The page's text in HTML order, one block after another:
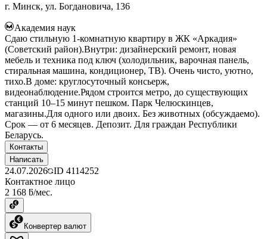
г. Минск, ул. Богдановича, 136
Академия наук
Сдаю стильную 1-комнатную квартиру в ЖК «Аркадия»
(Советский район).Внутри: дизайнерский ремонт, новая
мебель и техника под ключ (холодильник, варочная панель,
стиральная машина, кондиционер, ТВ). Очень чисто, уютно,
тихо.В доме: круглосуточный консьерж,
видеонаблюдение.Рядом строится метро, до существующих
станций 10–15 минут пешком. Парк Челюскинцев,
магазины.Для одного или двоих. Без животных (обсуждаемо).
Срок — от 6 месяцев. Депозит. Для граждан Республики
Беларусь.
Контакты
Написать
24.07.2026 ID 4114252
Контактное лицо
2 168 ƃ/мес.
Конвертер валют